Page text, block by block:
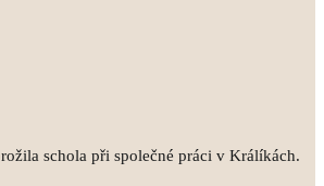
schola při společné práci v Králíkách.